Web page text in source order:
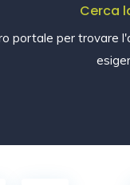
Cerca
portale per trovare